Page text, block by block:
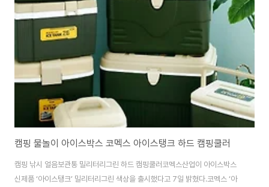
캠핑에 딱 좋았습니다!❄️ 보냉력은 어땠냐고요?✔ 두꺼운 단열재 + 3중 복사
열 차단 구조✔ 내부는 고주파 열처리된 PE 내피로 누수 걱정 없음✔ 아이스팩
캠핑 물놀이 아이스박스 코멕스 아이스탱크 하드 캠핑쿨러
캠핑 낚시 얼음보관통 밀리터리그린 하드 캠핑쿨러코멕스산업이 아이스박스
신제품 ‘아이스탱크’ 밀리터리그린 색상을 출시했다고 7일 밝혔다.코멕스 ‘아